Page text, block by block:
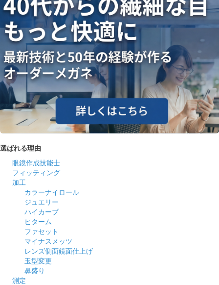
選ばれる理由
眼鏡作成技能士
フィッティング
加工
カラーナイロール
ジュエリー
ハイカーブ
ピターム
ファセット
マイナスメッツ
レンズ側面鏡面仕上げ
玉型変更
鼻盛り
測定